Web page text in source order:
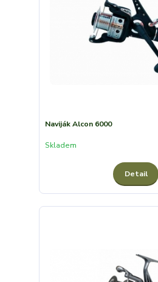
Naviják Alcon 6000
Skladem
Detail